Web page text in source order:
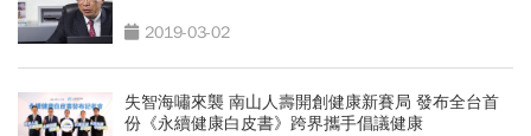
2019-03-02
失智海嘯來襲 南山人壽開創健康新賽局 發布全台首
份《永續健康白皮書》跨界攜手倡議健康